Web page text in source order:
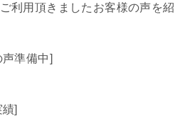
利用頂きましたお客様の声を
準備中]
]